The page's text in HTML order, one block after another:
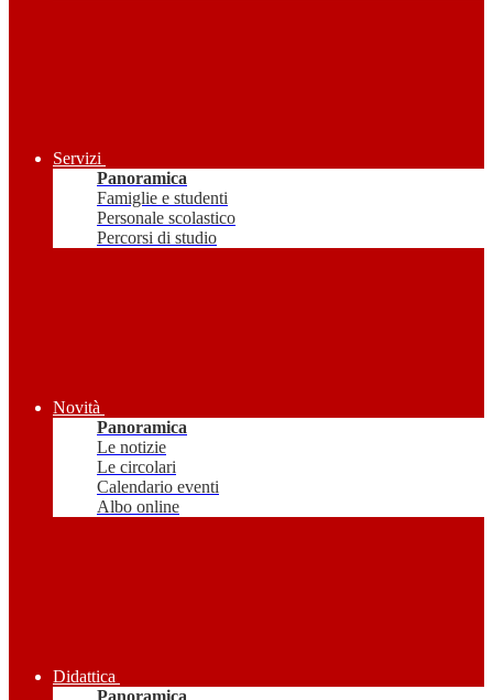
Servizi
Panoramica
Famiglie e studenti
Personale scolastico
Percorsi di studio
Novità
Panoramica
Le notizie
Le circolari
Calendario eventi
Albo online
Didattica